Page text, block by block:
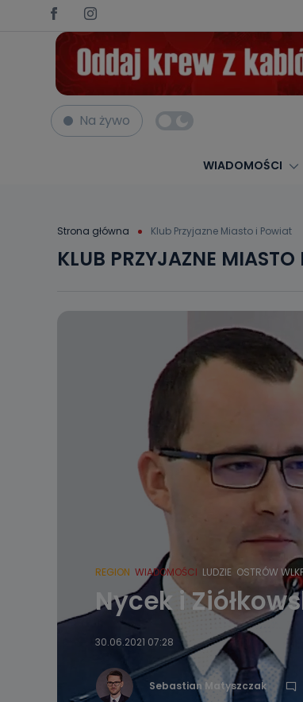
Na żywo
WIADOMOŚCI
Strona główna Klub Przyjazne Miasto i Powiat
KLUB PRZYJAZNE
REGION WIADOMOŚCI LUDZIE OSTRÓW
Nycek i
30.06.2021 07:28
Sebastian Matyszczak